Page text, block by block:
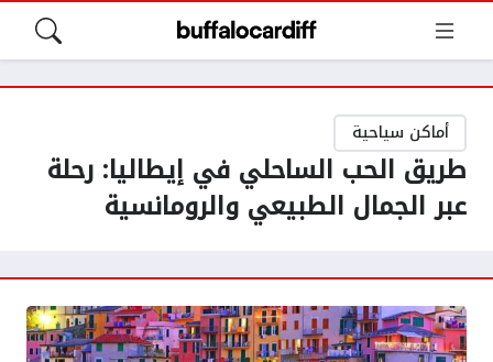
أماكن سياحية
طريق الحب الساحلي في إيطاليا: رحلة
عبر الجمال الطبيعي والرومانسية